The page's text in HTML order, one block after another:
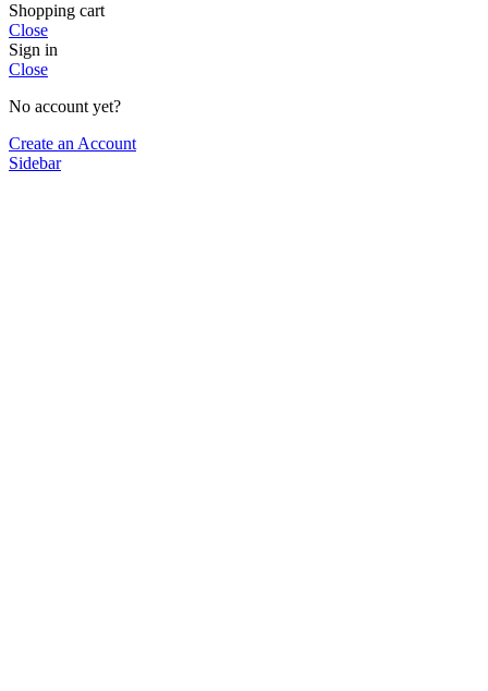
Shopping cart
Close
Sign in
Close
No account yet?
Create an Account
Sidebar